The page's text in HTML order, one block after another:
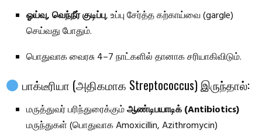
ஓய்வு, வெந்நீர் குடிப்பு, உப்பு சேர்த்த கற்காய்வை (gargle)
செய்வது போதும்.
பொதுவாக வைரசு 4–7 நாட்களில் தானாக சரியாகிவிடும்.
பாக்டீரியா (அதிகமாக Streptococcus) இருந்தால்:
மருத்துவர் பரிந்துரைக்கும்ஆண்டிபயாடிக் (Antibiotics)
மருந்துகள் (பொதுவாக Amoxicillin, Azithromycin)